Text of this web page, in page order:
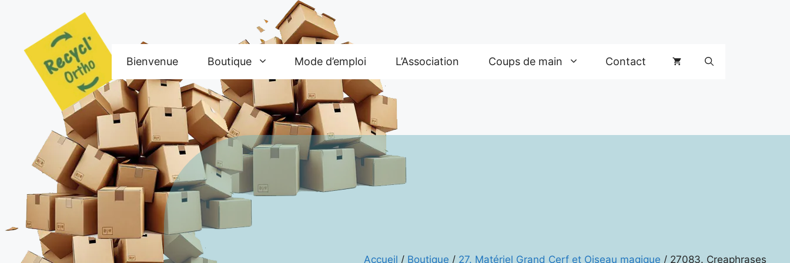
Bienvenue Boutique Mode d’emploi L’Association Coups de main Contact
Accueil / Boutique / 27. Matériel Grand Cerf et Oiseau magique / 27083. Creaphrases